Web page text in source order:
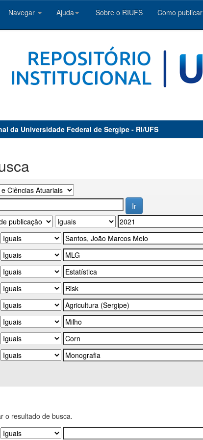
Navegar Ajuda Sobre o RIUFS Como publicar
da Universidade Federal de Sergipe - RI/UFS
o resultado de busca.